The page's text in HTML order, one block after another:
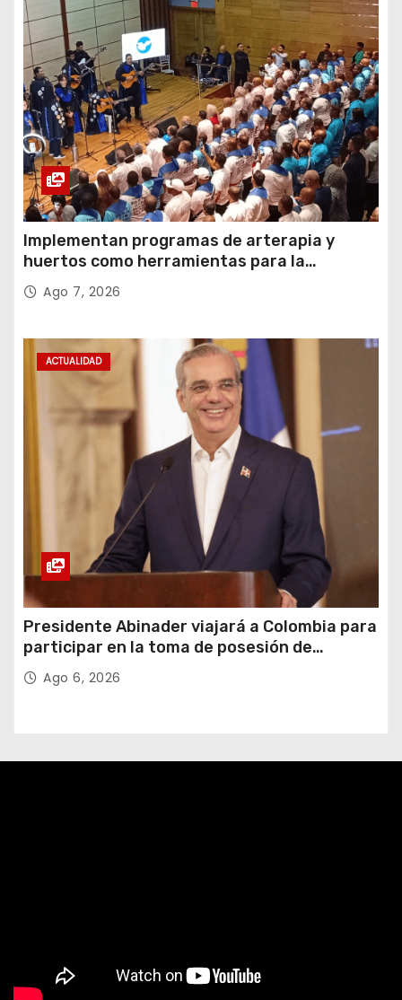
Implementan programas de arterapia y
huertos como herramientas para la
recuperación y la inclusión social
Ago 7, 2026
ACTUALIDAD
Presidente Abinader viajará a Colombia para
participar en la toma de posesión de
Abelardo de la Espriella
Ago 6, 2026